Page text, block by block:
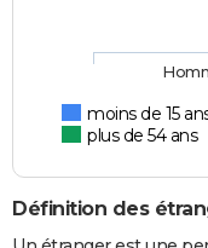
moins de 15
plus de 54 ans
Définition des